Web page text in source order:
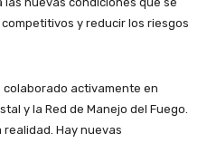
y reducir los riesgos
colaborado activamente en
y la Red de Manejo del Fuego.
Hay nuevas